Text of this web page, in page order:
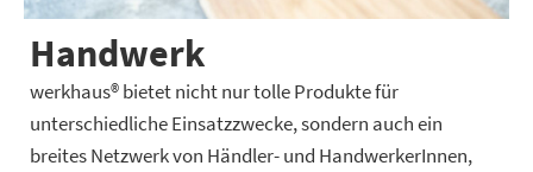
Handwerk
werkhaus® bietet nicht nur tolle Produkte für
unterschiedliche Einsatzzwecke, sondern auch ein
breites Netzwerk von Händler- und HandwerkerInnen,